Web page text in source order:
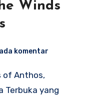
Winds
komentar
Terbuka yang